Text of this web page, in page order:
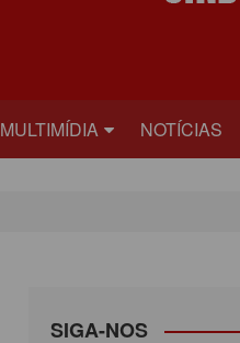
MULTIMÍDIA NOTÍCIAS
SIGA-NOS